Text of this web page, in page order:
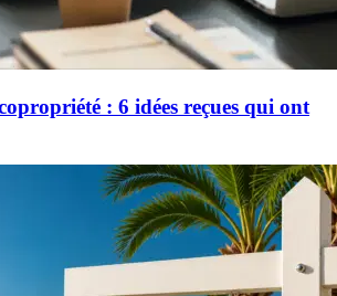
: 6 idées reçues qui ont